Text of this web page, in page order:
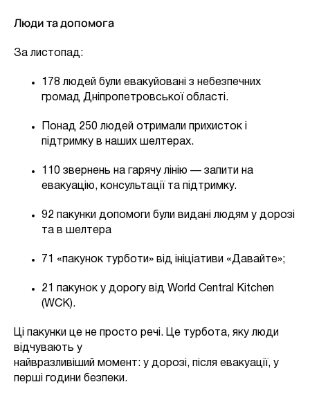
Люди та допомога
За листопад:
178 людей були евакуйовані з небезпечних
громад Дніпропетровської області.
Понад 250 людей отримали прихисток і
підтримку в наших шелтерах.
110 звернень на гарячу лінію — запити на
евакуацію, консультації та підтримку.
92 пакунки допомоги були видані людям у дорозі
та в шелтера
71 «пакунок турботи» від ініціативи «Давайте»;
21 пакунок у дорогу від World Central Kitchen
(WCK).
Ці пакунки це не просто речі. Це турбота, яку люди
відчувають у
найвразливіший момент: у дорозі, після евакуації, у
перші години безпеки.